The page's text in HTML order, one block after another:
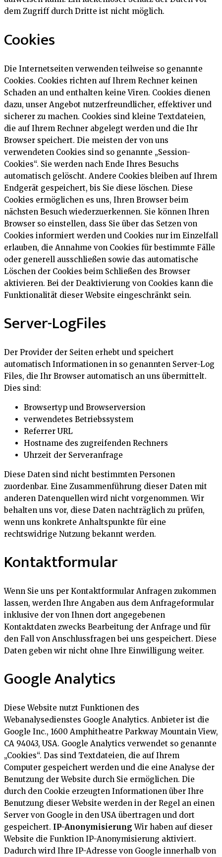
dem Zugriff durch Dritte ist nicht möglich.
Cookies
Die Internetseiten verwenden teilweise so genannte
Cookies. Cookies richten auf Ihrem Rechner keinen
Schaden an und enthalten keine Viren. Cookies dienen
dazu, unser Angebot nutzerfreundlicher, effektiver und
sicherer zu machen. Cookies sind kleine Textdateien,
die auf Ihrem Rechner abgelegt werden und die Ihr
Browser speichert. Die meisten der von uns
verwendeten Cookies sind so genannte „Session-
Cookies“. Sie werden nach Ende Ihres Besuchs
automatisch gelöscht. Andere Cookies bleiben auf Ihrem
Endgerät gespeichert, bis Sie diese löschen. Diese
Cookies ermöglichen es uns, Ihren Browser beim
nächsten Besuch wiederzuerkennen. Sie können Ihren
Browser so einstellen, dass Sie über das Setzen von
Cookies informiert werden und Cookies nur im Einzelfall
erlauben, die Annahme von Cookies für bestimmte Fälle
oder generell ausschließen sowie das automatische
Löschen der Cookies beim Schließen des Browser
aktivieren. Bei der Deaktivierung von Cookies kann die
Funktionalität dieser Website eingeschränkt sein.
Server-LogFiles
Der Provider der Seiten erhebt und speichert
automatisch Informationen in so genannten Server-Log
Files, die Ihr Browser automatisch an uns übermittelt.
Dies sind:
Browsertyp und Browserversion
verwendetes Betriebssystem
Referrer URL
Hostname des zugreifenden Rechners
Uhrzeit der Serveranfrage
Diese Daten sind nicht bestimmten Personen
zuordenbar. Eine Zusammenführung dieser Daten mit
anderen Datenquellen wird nicht vorgenommen. Wir
behalten uns vor, diese Daten nachträglich zu prüfen,
wenn uns konkrete Anhaltspunkte für eine
rechtswidrige Nutzung bekannt werden.
Kontaktformular
Wenn Sie uns per Kontaktformular Anfragen zukommen
lassen, werden Ihre Angaben aus dem Anfrageformular
inklusive der von Ihnen dort angegebenen
Kontaktdaten zwecks Bearbeitung der Anfrage und für
den Fall von Anschlussfragen bei uns gespeichert. Diese
Daten geben wir nicht ohne Ihre Einwilligung weiter.
Google Analytics
Diese Website nutzt Funktionen des
Webanalysedienstes Google Analytics. Anbieter ist die
Google Inc., 1600 Amphitheatre Parkway Mountain View,
CA 94043, USA. Google Analytics verwendet so genannte
„Cookies“. Das sind Textdateien, die auf Ihrem
Computer gespeichert werden und die eine Analyse der
Benutzung der Website durch Sie ermöglichen. Die
durch den Cookie erzeugten Informationen über Ihre
Benutzung dieser Website werden in der Regel an einen
Server von Google in den USA übertragen und dort
gespeichert. IP-Anonymisierung Wir haben auf dieser
Website die Funktion IP-Anonymisierung aktiviert.
Dadurch wird Ihre IP-Adresse von Google innerhalb von